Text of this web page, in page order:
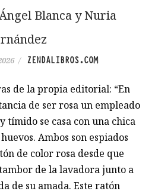
Blanca y Nuria
/ ZENDALIBROS.COM
de la propia editorial: “En
de ser rosa un empleado
tímido se casa con una chica
Ambos son espiados
de color rosa desde que
de la lavadora junto a
de su amada. Este ratón